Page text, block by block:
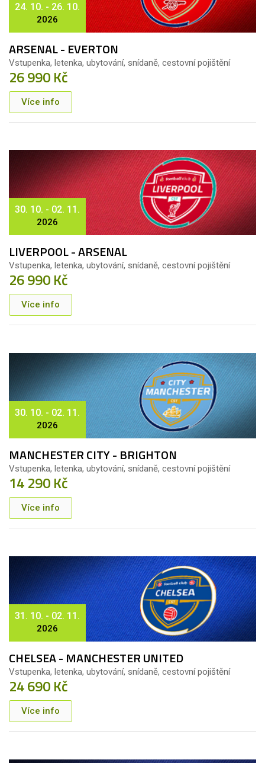
24. 10. - 26. 10.
2026
ARSENAL - EVERTON
Vstupenka, letenka, ubytování, snídaně, cestovní pojištění
26 990 Kč
Více info
30. 10. - 02. 11.
2026
LIVERPOOL - ARSENAL
Vstupenka, letenka, ubytování, snídaně, cestovní pojištění
26 990 Kč
Více info
30. 10. - 02. 11.
2026
MANCHESTER CITY - BRIGHTON
Vstupenka, letenka, ubytování, snídaně, cestovní pojištění
14 290 Kč
Více info
31. 10. - 02. 11.
2026
CHELSEA - MANCHESTER UNITED
Vstupenka, letenka, ubytování, snídaně, cestovní pojištění
24 690 Kč
Více info